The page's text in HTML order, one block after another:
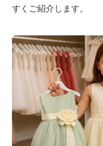
すくご紹介します。